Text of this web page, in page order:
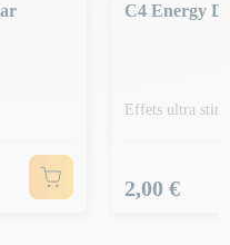
C4 Energy
Effets ultra
Prix
2,00 €